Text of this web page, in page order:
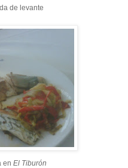
de levante
en El Tiburón